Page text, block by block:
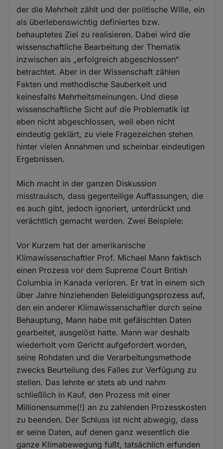
der die Mehrheit zählt und der politische Wille, ein
als überlebenswichtig definiertes bzw.
behauptetes Ziel zu realisieren. Dabei wird die
wissenschaftliche Bearbeitung der Thematik
inzwischen als „erfolgreich abgeschlossen“
betrachtet. Aber in der Wissenschaft zählen
Fakten und methodische Sauberkeit und
keinesfalls Mehrheitsmeinungen. Und diese
wissenschaftliche Sicht auf die Problematik ist
eben nicht abgeschlossen, weil eben nicht
eindeutig geklärt, zu viele Fragezeichen stehen
hinter vielen Annahmen und scheinbar eindeutigen
Ergebnissen.
Mich macht in der ganzen Diskussion
misstrauisch, dass gegenteilige Auffassungen, die
es auch gibt, jedoch ignoriert, unterdrückt und
verächtlich gemacht werden. Zwei Beispiele:
Vor Kurzem hat der amerikanische
Klimawissenschaftler Prof. Michael Mann faktisch
einen Prozess vor dem Supreme Court British
Columbia in Kanada verloren. Er trat in einem sich
über Jahre hinziehenden Beleidigungsprozess auf,
den ein anderer Klimawissenschaftler durch seine
Behauptung, Mann habe mit gefälschten Daten
gearbeitet, ausgelöst hatte. Mann war deshalb
wiederholt vom Gericht aufgefordert worden,
seine Rohdaten und die Verarbeitungsmethode
zwecks Beurteilung des Falles zur Verfügung zu
stellen. Das lehnte er stets ab und nahm
schließlich in Kauf, den Prozess mit einer
Millionensumme(!) an zu zahlenden Prozesskosten
zu beenden. Der Schluss ist nicht abwegig, dass
er seine Daten, auf denen ganz wesentlich die
ganze Klimabewegung fußt, tatsächlich erfunden